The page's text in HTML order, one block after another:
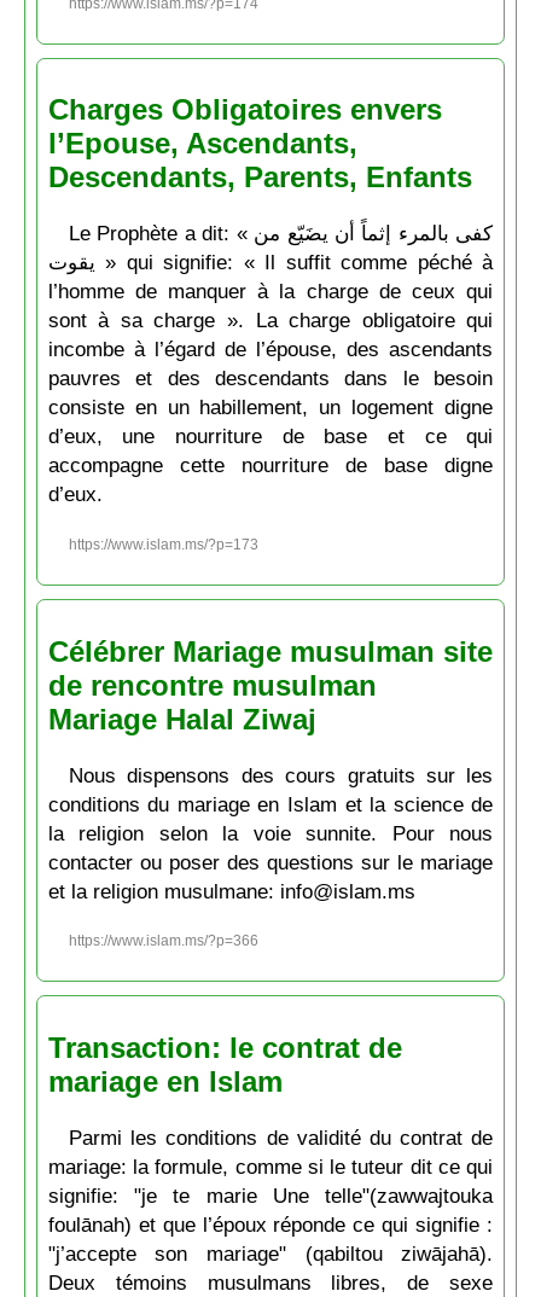
Charges Obligatoires envers
l’Epouse, Ascendants,
Descendants, Parents, Enfants
Le Prophète a dit: « كفى بالمرء إثماً أن يضَيّع من
يقوت » qui signifie: « Il suffit comme péché à
l’homme de manquer à la charge de ceux qui
sont à sa charge ». La charge obligatoire qui
incombe à l’égard de l’épouse, des ascendants
pauvres et des descendants dans le besoin
consiste en un habillement, un logement digne
d’eux, une nourriture de base et ce qui
accompagne cette nourriture de base digne
d’eux.
https://www.islam.ms/?p=173
Célébrer Mariage musulman site
de rencontre musulman
Mariage Halal Ziwaj
Nous dispensons des cours gratuits sur les
conditions du mariage en Islam et la science de
la religion selon la voie sunnite. Pour nous
contacter ou poser des questions sur le mariage
et la religion musulmane: info@islam.ms
https://www.islam.ms/?p=366
Transaction: le contrat de
mariage en Islam
Parmi les conditions de validité du contrat de
mariage: la formule, comme si le tuteur dit ce qui
signifie: "je te marie Une telle"(zawwajtouka
foulānah) et que l’époux réponde ce qui signifie :
"j’accepte son mariage" (qabiltou ziwājahā).
Deux témoins musulmans libres, de sexe